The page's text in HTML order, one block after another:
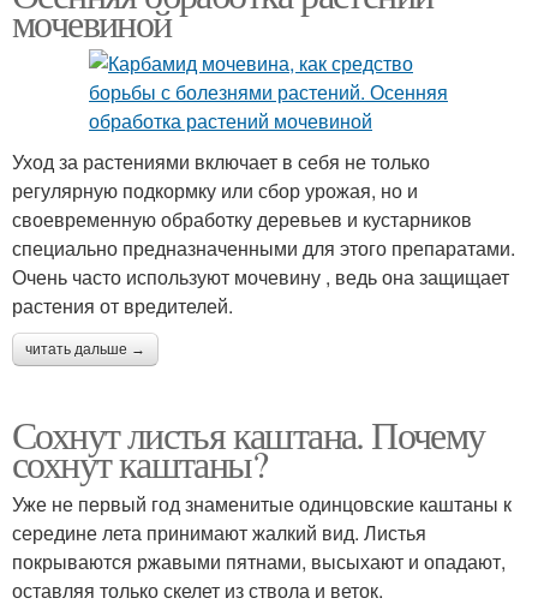
мочевиной
Уход за растениями включает в себя не только
регулярную подкормку или сбор урожая, но и
своевременную обработку деревьев и кустарников
специально предназначенными для этого препаратами.
Очень часто используют мочевину , ведь она защищает
растения от вредителей.
читать дальше →
Сохнут листья каштана. Почему
сохнут каштаны?
Уже не первый год знаменитые одинцовские каштаны к
середине лета принимают жалкий вид. Листья
покрываются ржавыми пятнами, высыхают и опадают,
оставляя только скелет из ствола и веток.